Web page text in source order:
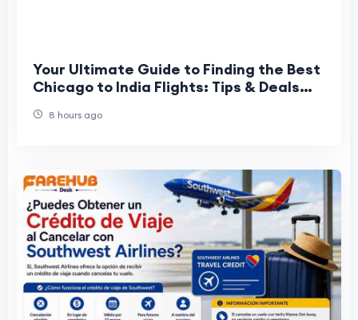
Your Ultimate Guide to Finding the Best
Chicago to India Flights: Tips & Deals
8 hours ago